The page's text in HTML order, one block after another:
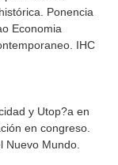
Ponencia
Economia
IHC
y Utop?a en
en congreso.
Nuevo Mundo.